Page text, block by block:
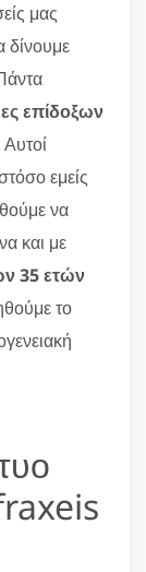
μας
δίνουμε
επίδοξων
Αυτοί
εμείς
να
και με
35 ετών
το